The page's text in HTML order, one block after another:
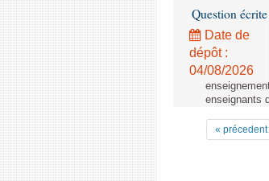
Question
Date de
dépôt :
04/08/2026
enseignants
« précedent